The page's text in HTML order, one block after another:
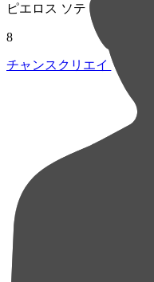
ピエロス ソティリウ
8
チャンスクリエイト総数